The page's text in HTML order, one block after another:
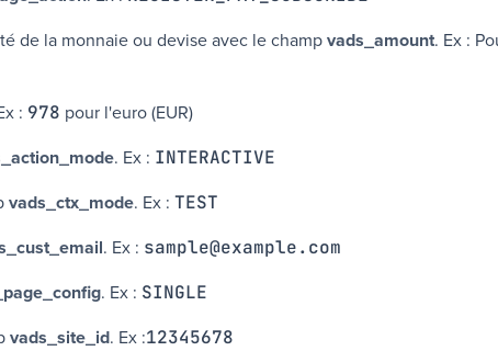
de la monnaie ou devise avec le champvads_amount. Ex :
: 978 pour l'euro (EUR)
. Ex : INTERACTIVE
vads_ctx_mode. Ex : TEST
. Ex : sample@example.com
. Ex : SINGLE
vads_site_id. Ex :12345678